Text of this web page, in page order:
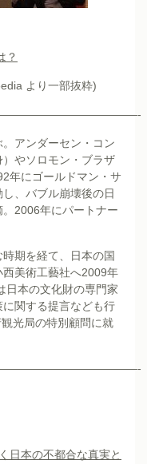
？
より一部抜粋)
アンダーセン・コン
やソロモン・ブラザ
年にゴールドマン・サ
、バブル崩壊後の日
2006年にパートナー
期を経て、日本の国
美術工藝社へ2009年
日本の文化財の専門家
関する提言なども行
光局の特別顧問に就
日本の不都合な真実と